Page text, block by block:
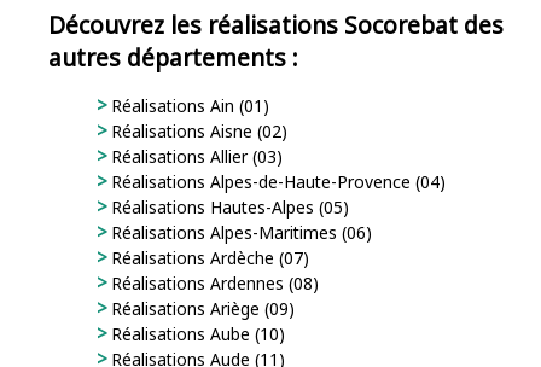
Découvrez les réalisations Socorebat des
autres départements :
Réalisations Ain (01)
Réalisations Aisne (02)
Réalisations Allier (03)
Réalisations Alpes-de-Haute-Provence (04)
Réalisations Hautes-Alpes (05)
Réalisations Alpes-Maritimes (06)
Réalisations Ardèche (07)
Réalisations Ardennes (08)
Réalisations Ariège (09)
Réalisations Aube (10)
Réalisations Aude (11)